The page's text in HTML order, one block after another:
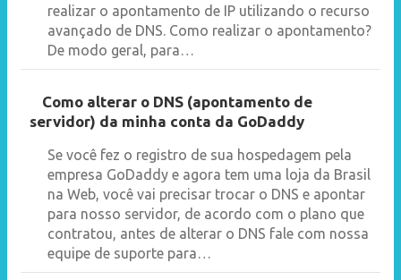
realizar o apontamento de IP utilizando o recurso
avançado de DNS. Como realizar o apontamento?
De modo geral, para…
Como alterar o DNS (apontamento de
servidor) da minha conta da GoDaddy
Se você fez o registro de sua hospedagem pela
empresa GoDaddy e agora tem uma loja da Brasil
na Web, você vai precisar trocar o DNS e apontar
para nosso servidor, de acordo com o plano que
contratou, antes de alterar o DNS fale com nossa
equipe de suporte para…